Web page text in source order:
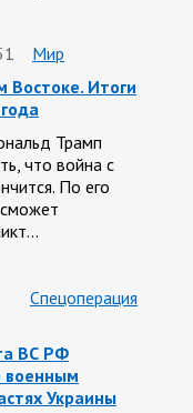
Мир
Востоке. Итоги
Трамп
что война с
По его
Спецоперация
ВС РФ
военным
Украины